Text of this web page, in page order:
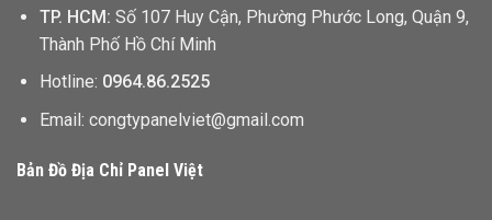
TP. HCM: Số 107 Huy Cận, Phường Phước Long, Quận 9,
Thành Phố Hồ Chí Minh
Hotline: 0964.86.2525
Email: congtypanelviet@gmail.com
Bản Đồ Địa Chỉ Panel Việt